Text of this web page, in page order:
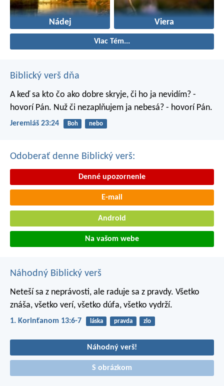
Nádej Viera
Viac Tém...
Biblický verš dňa
A keď sa kto čo ako dobre skryje, či ho ja nevidím? -
hovorí Pán. Nuž či nezaplňujem ja nebesá? - hovorí Pán.
Jeremiáš 23:24 Boh nebo
Odoberať denne Biblický verš:
Denné upozornenie
E-mail
Android
Na vašom webe
Náhodný Biblický verš
Neteší sa z neprávosti, ale raduje sa z pravdy. Všetko
znáša, všetko verí, všetko dúfa, všetko vydrží.
1. Korinťanom 13:6-7 láska pravda zlo
Náhodný verš!
S obrázkom